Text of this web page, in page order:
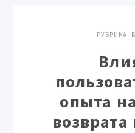
РУБРИКА:
опыта